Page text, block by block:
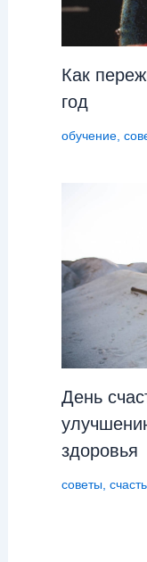
Как
год
обучение,
День
здоровья
советы,